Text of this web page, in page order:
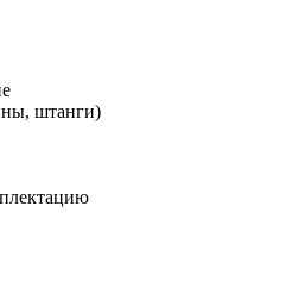
штанги)